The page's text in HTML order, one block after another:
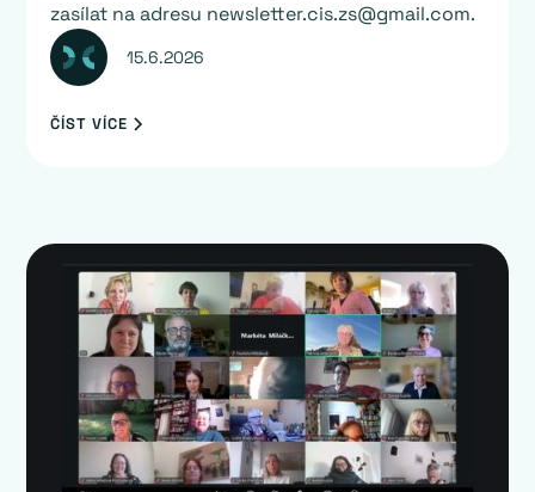
zasílat na adresu newsletter.cis.zs@gmail.com.
15.6.2026
ČÍST VÍCE